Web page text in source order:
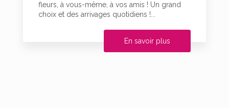
fleurs, à vous-même, à vos amis ! Un grand
choix et des arrivages quotidiens !...
En savoir plus